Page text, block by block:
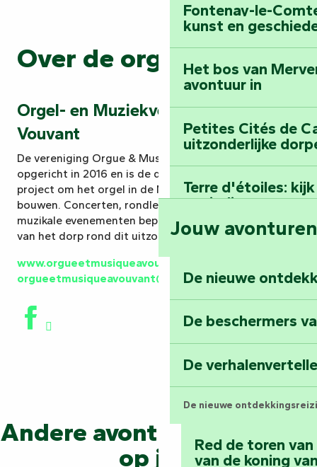
Fontenay-le-
kunst en
Het bos van
avontuur in
Petites Cités de
uitzonderlijke
Terre d'étoiles:
oneindige
Jouw avonturen
De nieuwe
De beschermers
De
De nieuwe
Red de toren
van de koning
Over de organisator
Orgel- en Muziekvereniging van
Vouvant
De vereniging Orgue & Musique à Vouvant werd
opgericht in 2016 en is de drijvende kracht achter het
project om het orgel in de Notre-Dame kerk te
bouwen. Concerten, rondleidingen, lezingen en
muzikale evenementen bepalen nu het culturele leven
van het dorp rond dit uitzonderlijke instrument.
www.orgueetmusiqueavouvant.com
orgueetmusiqueavouvant@orange.fr
Andere avonturen wachten
op je...